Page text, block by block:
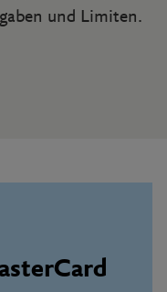
und Limiten.